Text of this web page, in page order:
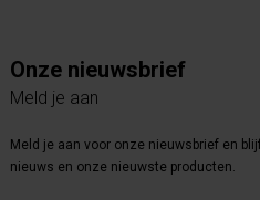
Onze nieuwsbrief
Meld je aan
Meld je aan voor onze nieuwsbrief en
nieuws en onze nieuwste producten.